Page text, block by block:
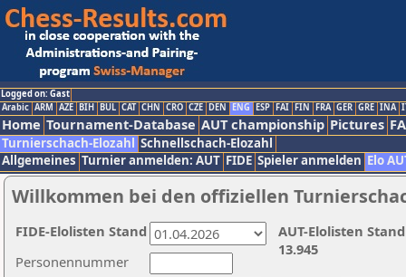
Logged on: Gast
Arabic ARM AZE BIH BUL CAT CHN CRO CZE DEN ENG ESP FAI FIN FRA GER GRE INA
Home Tournament-Database AUT championship Pictures
Turnierschach-Elozahl Schnellschach-Elozahl
Allgemeines Turnier anmelden: AUT FIDE Spieler anmelden Elo
Willkommen bei den offiziellen
Personennummer
AUT-Elolisten
13.945
FIDE-Elolisten Stand